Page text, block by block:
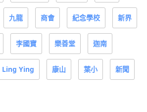
九龍 商會 紀念學校 新界
李國寶 樂善堂 迦南
Ling Ying 康山 葉小 新聞